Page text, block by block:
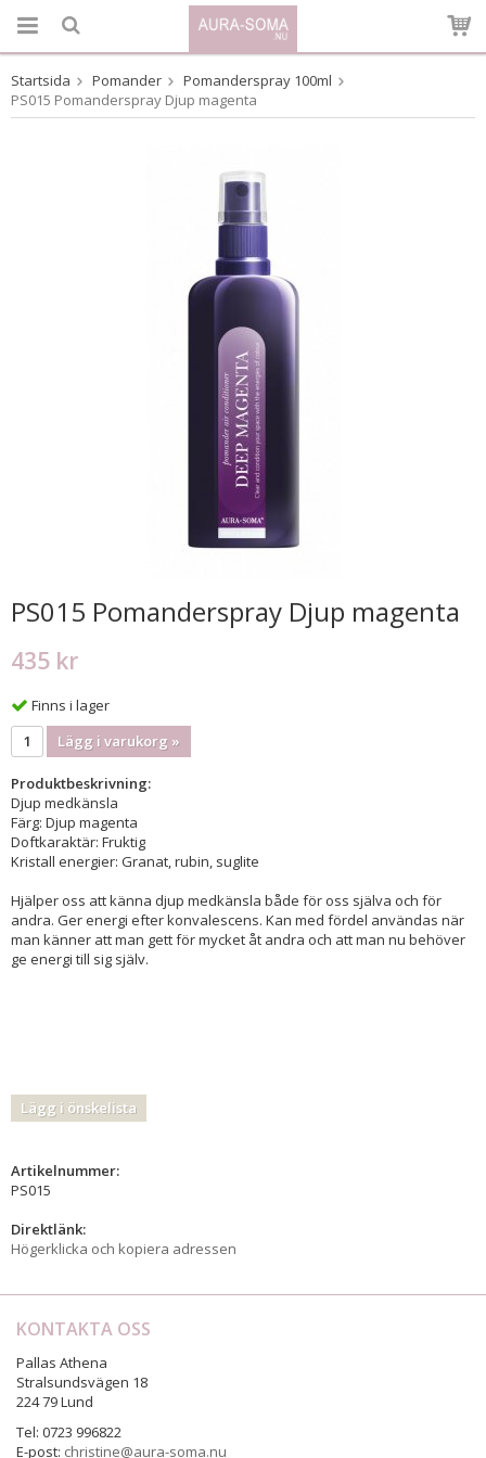
Produkten har blivit tillagd i varukorgen
Startsida Pomander
Pomanderspray 100ml
PS015 Pomanderspray Djup magenta
PS015 Pomanderspray Djup magenta
435 kr
Finns i lager
Lägg i varukorg »
Produktbeskrivning:
Djup medkänsla
Färg: Djup magenta
Doftkaraktär: Fruktig
Kristall energier: Granat, rubin, suglite
Hjälper oss att känna djup medkänsla både för oss själva och för
andra. Ger energi efter konvalescens. Kan med fördel användas när
man känner att man gett för mycket åt andra och att man nu behöver
ge energi till sig själv.
Lägg i önskelista
Artikelnummer:
PS015
Direktlänk:
Högerklicka och kopiera adressen
KONTAKTA OSS
Pallas Athena
Stralsundsvägen 18
224 79 Lund
Tel: 0723 996822
E-post: christine@aura-soma.nu